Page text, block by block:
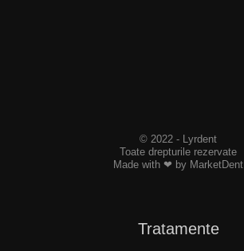
© 2022 - Lyrdent
Toate drepturile rezervate
Made with ❤ by MarketDent
Tratamente